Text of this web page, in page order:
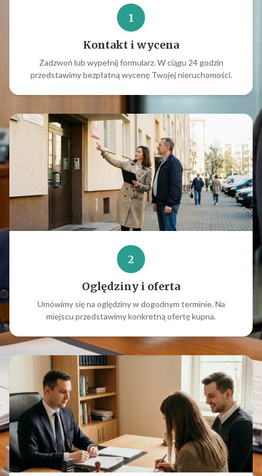
1
Kontakt i wycena
Zadzwoń lub wypełnij formularz. W ciągu 24 godzin
przedstawimy bezpłatną wycenę Twojej nieruchomości.
2
Oględziny i oferta
Umówimy się na oględziny w dogodnym terminie. Na
miejscu przedstawimy konkretną ofertę kupna.